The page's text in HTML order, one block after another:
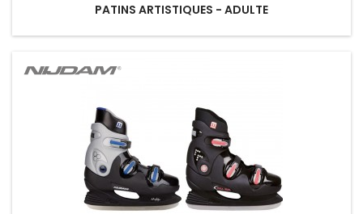
PATINS ARTISTIQUES - ADULTE